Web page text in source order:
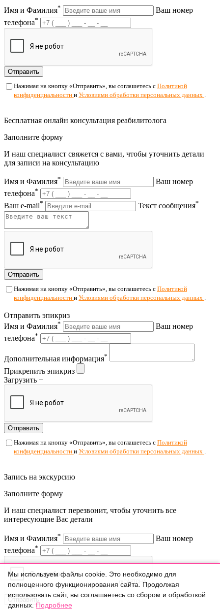
Имя и Фамилия*
Ваш номер
телефона*
Отправить
Нажимая на кнопку «Отправить», вы соглашетесь с Политикой
конфиденциальности и Условиями обработки персональных данных
Бесплатная онлайн консультация реабилитолога
Заполните форму
И наш специалист свяжется с вами, чтобы уточнить детали
для записи на консультацию
Имя и Фамилия*
Ваш номер
телефона*
Ваш e-mail* Текст сообщения*
Отправить
Нажимая на кнопку «Отправить», вы соглашетесь с Политикой
конфиденциальности и Условиями обработки персональных данных
Отправить эпикриз
Имя и Фамилия*
Ваш номер
телефона*
Дополнительная информация*
Прикрепить эпикриз
Загрузить +
Отправить
Нажимая на кнопку «Отправить», вы соглашетесь с Политикой
конфиденциальности и Условиями обработки персональных данных .
Запись на экскурсию
Заполните форму
И наш специалист перезвонит, чтобы уточнить все
интересующие Вас детали
Имя и Фамилия*
Ваш номер
телефона*
Отправить
Мы используем файлы cookie. Это необходимо для
полноценного функционирования сайта. Продолжая
использовать сайт, вы соглашаетесь со сбором и обработкой
данных. Подробнее